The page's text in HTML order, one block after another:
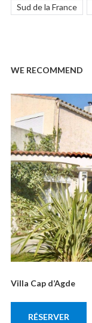
Sud de la France
WE RECOMMEND
Villa Cap d’Agde
RÉSERVER